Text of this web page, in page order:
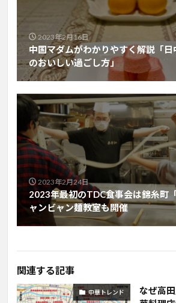
2023年2月16日
中国マダムがわかりやすく解説「日
のおいしい過ごし方」
2023年2月24日
2023年最初のTDC食事会は錦糸町
ャンビャン麺教室も開催
関連する記事
中華トレンド
なぜ高